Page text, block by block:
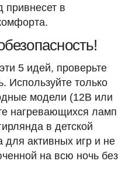
привнесет в
5 идей, проверьте
Используйте только
модели (12В или
нагревающихся ламп
в детской
для активных игр и не
на всю ночь без